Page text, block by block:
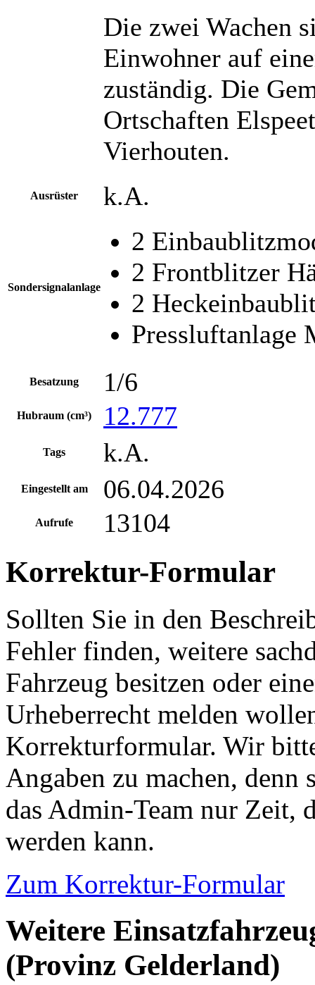
Die zwei Wachen
Einwohner auf
zuständig. Die
Ortschaften
Vierhouten.
Ausrüster k.A.
Sondersignalanlage
2
2 Frontblitzer
2
Pressluftanlage
Besatzung 1/6
Hubraum (cm³) 12.777
Tags k.A.
Eingestellt am 06.04.2026
Aufrufe 13104
Korrektur-Formular
Sollten Sie in den
Fehler finden, weitere
Fahrzeug besitzen oder
Urheberrecht melden
Korrekturformular. Wir
Angaben zu machen,
das Admin-Team nur Zeit,
werden kann.
Zum Korrektur-Formular
Weitere
(Provinz Gelderland)